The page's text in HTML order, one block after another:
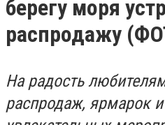
берегу моря
распродажу
На радость
распродаж, ярмарок